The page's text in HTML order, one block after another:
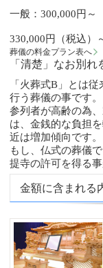
一般：300,000円～
330,000円（税込
葬儀の料金プラン表へ
「清楚」なお別
「火葬式B」とは
行う葬儀の事です。
参列者が高齢の為
は、金銭的な負担
近は増加傾向です。
もし、仏式の葬儀
提寺の許可を得る事
金額に含まれる